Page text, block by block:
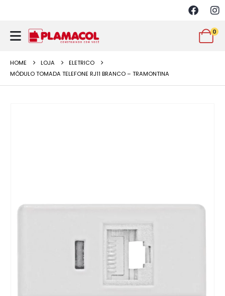
0
HOME LOJA
ELETRICO
MÓDULO TOMADA TELEFONE RJ11 BRANCO – TRAMONTINA